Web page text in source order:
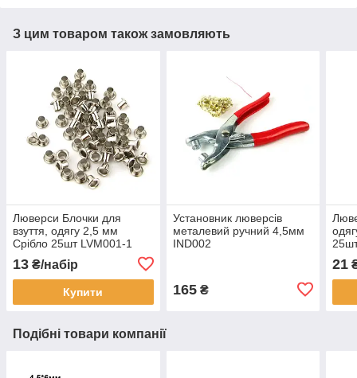
З цим товаром також замовляють
Люверси Блочки для
взуття, одягу 2,5 мм
Срібло 25шт LVM001-1
13 ₴/набір
Купити
Установник люверсів
металевий ручний 4,5мм
IND002
165₴
21
Подібні товари компанії